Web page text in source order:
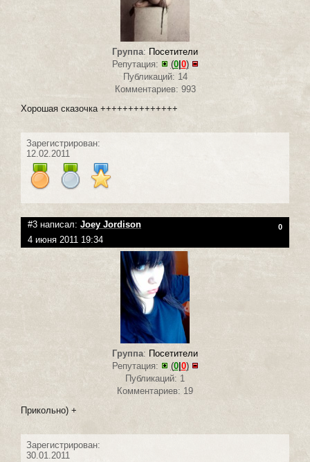
Группа: Посетители
Репутация:
(0| 0)
Публикаций: 14
Комментариев: 993
Хорошая сказочка ++++++++++++++
Зарегистрирован:
12.02.2011
#3 написал: Joey Jordison 0
4 июня 2011 19:34
Группа: Посетители
Репутация:
(0| 0)
Публикаций: 1
Комментариев: 19
Прикольно) +
Зарегистрирован:
30.01.2011